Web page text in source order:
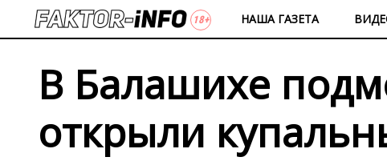
НАША ГАЗЕТА
В Балашихе
открыли